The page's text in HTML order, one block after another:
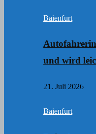
Baienfurt
und wird
21. Juli 2026
Baienfurt